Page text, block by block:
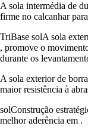
A sola intermédia de
firme no calcanhar
TriBase solA sola
, promove o
durante os
A sola exterior de
maior resistência à
solConstrução
melhor aderência em .